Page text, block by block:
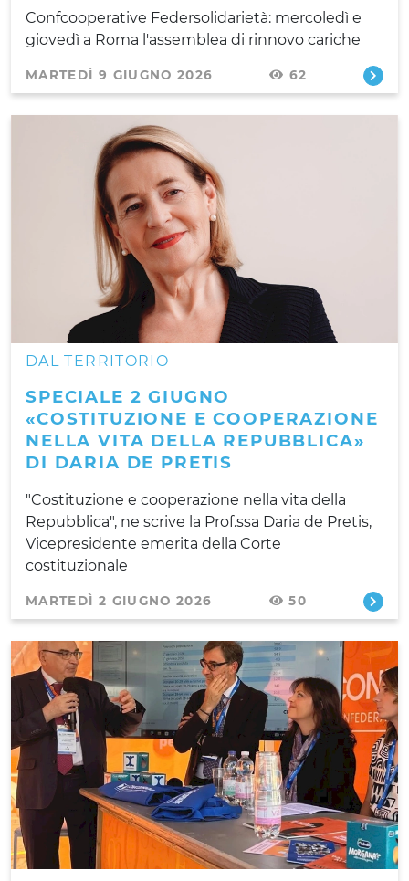
Confcooperative Federsolidarietà: mercoledì e
giovedì a Roma l'assemblea di rinnovo cariche
MARTEDÌ 9 GIUGNO 2026 62
DAL TERRITORIO
SPECIALE 2 GIUGNO
«COSTITUZIONE E COOPERAZIONE
NELLA VITA DELLA REPUBBLICA»
DI DARIA DE PRETIS
"Costituzione e cooperazione nella vita della
Repubblica", ne scrive la Prof.ssa Daria de Pretis,
Vicepresidente emerita della Corte
costituzionale
MARTEDÌ 2 GIUGNO 2026 50